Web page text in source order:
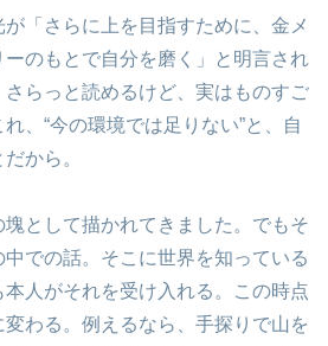
「さらに上を目指すために、金メ
のもとで自分を磨く」と明言され
らっと読めるけど、実はものすご
、“今の環境では足りない”と、自
から。
として描かれてきました。でもそ
での話。そこに世界を知っている
人がそれを受け入れる。この時点
わる。例えるなら、手探りで山を